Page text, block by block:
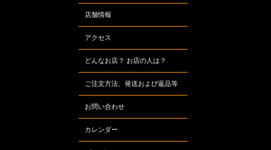
店舗情報
アクセス
どんなお店？ お店の人は？
ご注文方法、発送および返品等
お問い合わせ
カレンダー